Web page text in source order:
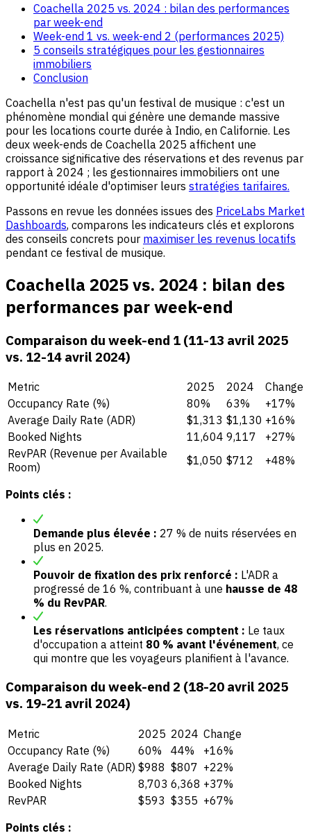
Coachella 2025 vs. 2024 : bilan des performances
par week-end
Week-end 1 vs. week-end 2 (performances 2025)
5 conseils stratégiques pour les gestionnaires
immobiliers
Conclusion
Coachella n'est pas qu'un festival de musique : c'est un
phénomène mondial qui génère une demande massive
pour les locations courte durée à Indio, en Californie. Les
deux week-ends de Coachella 2025 affichent une
croissance significative des réservations et des revenus par
rapport à 2024 ; les gestionnaires immobiliers ont une
opportunité idéale d'optimiser leurs stratégies tarifaires.
Passons en revue les données issues des PriceLabs Market
Dashboards, comparons les indicateurs clés et explorons
des conseils concrets pour maximiser les revenus locatifs
pendant ce festival de musique.
Coachella 2025 vs. 2024 : bilan des
performances par week-end
Comparaison du week-end 1 (11-13 avril 2025
vs. 12-14 avril 2024)
Metric 2025 2024
Change
Occupancy Rate (%)
80% 63%
+17%
Average Daily Rate (ADR)
$1,313 $1,130 +16%
Booked Nights
11,604 9,117
+27%
RevPAR (Revenue per Available
Room)
$1,050 $712 +48%
Points clés :
Demande plus élevée : 27 % de nuits réservées en
plus en 2025.
Pouvoir de fixation des prix renforcé : L'ADR a
progressé de 16 %, contribuant à une hausse de 48
% du RevPAR.
Les réservations anticipées comptent : Le taux
d'occupation a atteint 80 % avant l'événement, ce
qui montre que les voyageurs planifient à l'avance.
Comparaison du week-end 2 (18-20 avril 2025
vs. 19-21 avril 2024)
Metric 2025 2024 Change
Occupancy Rate (%)
60% 44%
+16%
Average Daily Rate (ADR) $988 $807 +22%
Booked Nights
8,703 6,368 +37%
RevPAR
$593 $355 +67%
Points clés :